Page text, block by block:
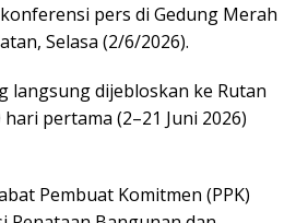
pers di Gedung Merah
Selasa (2/6/2026).
langsung dijebloskan ke Rutan
pertama (2–21 Juni 2026)
Pembuat Komitmen (PPK)